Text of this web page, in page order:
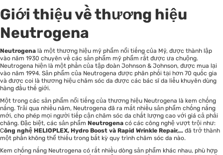
Giới thiệu về thương hiệu
Neutrogena
Neutrogena là một thương hiệu mỹ phẩm nổi tiếng của Mỹ, được thành lập
vào năm 1930 chuyên về các sản phẩm mỹ phẩm rất được ưa chuộng.
Neutrogena hiện là một phần của tập đoàn Johnson & Johnson, được mua lại
vào năm 1994. Sản phẩm của Neutrogena được phân phối tại hơn 70 quốc gia
và được coi là thương hiệu chăm sóc da được các bác sĩ da liễu khuyên dùng
hàng đầu thế giới.
Một trong các sản phẩm nổi tiếng của thương hiệu Neutrogena là kem chống
nắng. Trải qua nhiều năm, Neutrogena đã ra mắt nhiều sản phẩm chống nắng
mới, cho phép mọi người tiếp cận chăm sóc da chất lượng cao với giá cả phải
chăng. Đặc biệt, các sản phẩm Neutrogena có các công nghệ vượt trội như:
Công nghệ HELIOPLEX, Hydro Boost và Rapid Wrinkle Repair,… đã trở thành
một phần không thể thiếu trong bất kỳ quy trình chăm sóc da nào.
Kem chống nắng Neutrogena có rất nhiều dòng sản phẩm khác nhau, phù hợp